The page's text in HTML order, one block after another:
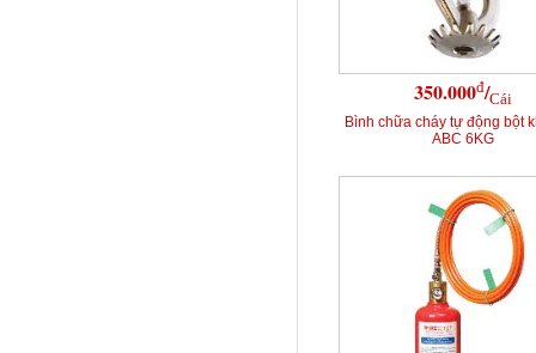
350.000đ/Cái
Bình chữa cháy tự động bột
ABC 6KG